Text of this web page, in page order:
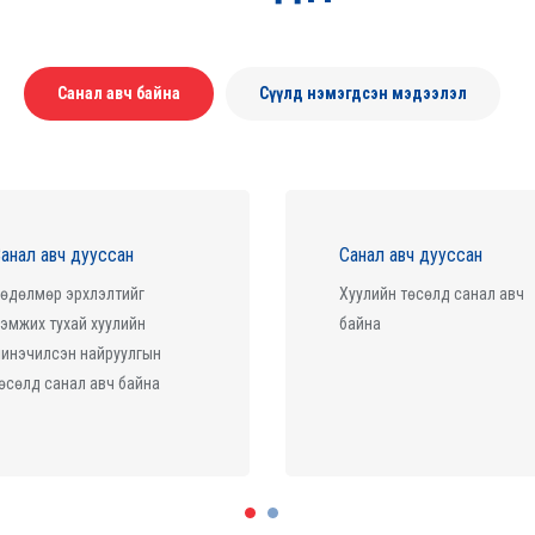
Санал авч байна Сүүлд нэмэгдсэн мэдээлэл
Санал авч дууссан
Хуулийн төсөлд санал авч
байна
Санал авч дууссан
Гэр бүл, хөдөлмөр, нийгмийн
хамгааллын сайдын 2024